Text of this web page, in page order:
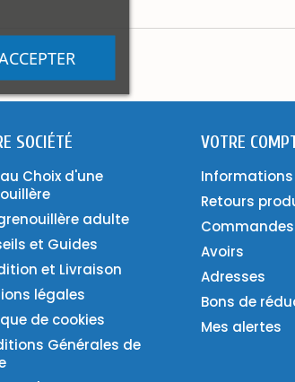
SOCIÉTÉ
Choix d'une
adulte
et Guides
et Livraison
légales
de cookies
Générales de
VOTRE
Informations
Retours
Commandes
Avoirs
Adresses
Bons de
Mes alertes